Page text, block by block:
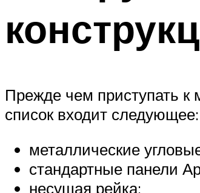
Прежде чем приступать к
список входит следующее:
металлические
стандартные панели
несущая рейка;